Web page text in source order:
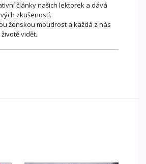
články našich lektorek a dává
zkušeností.
ženskou moudrost a každá z nás
vidět.